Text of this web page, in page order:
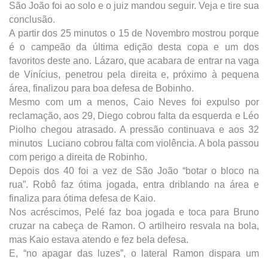
São João foi ao solo e o juiz mandou seguir. Veja e tire sua
conclusão.
A partir dos 25 minutos o 15 de Novembro mostrou porque
é o campeão da última edição desta copa e um dos
favoritos deste ano. Lázaro, que acabara de entrar na vaga
de Vinícius, penetrou pela direita e, próximo à pequena
área, finalizou para boa defesa de Bobinho.
Mesmo com um a menos, Caio Neves foi expulso por
reclamação, aos 29, Diego cobrou falta da esquerda e Léo
Piolho chegou atrasado. A pressão continuava e aos 32
minutos Luciano cobrou falta com violência. A bola passou
com perigo a direita de Robinho.
Depois dos 40 foi a vez de São João “botar o bloco na
rua”. Robô faz ótima jogada, entra driblando na área e
finaliza para ótima defesa de Kaio.
Nos acréscimos, Pelé faz boa jogada e toca para Bruno
cruzar na cabeça de Ramon. O artilheiro resvala na bola,
mas Kaio estava atendo e fez bela defesa.
E, “no apagar das luzes”, o lateral Ramon dispara um